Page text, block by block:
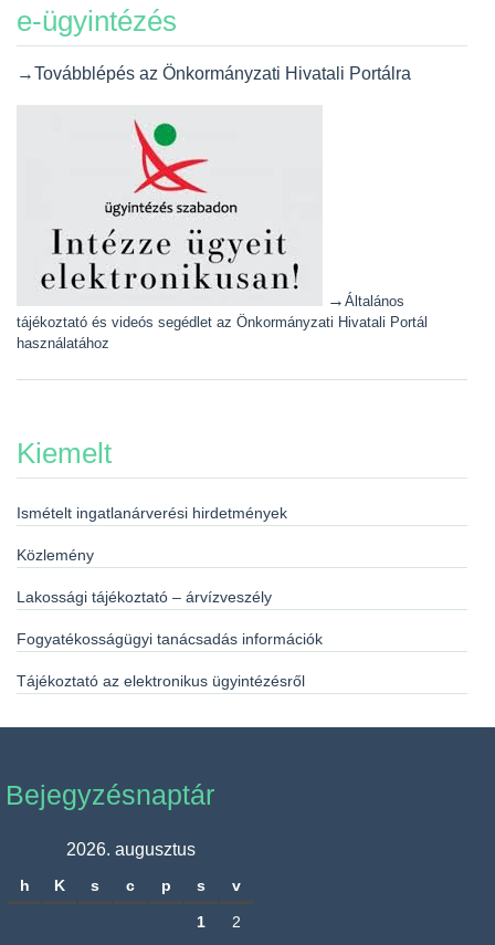
e-ügyintézés
→Továbblépés az Önkormányzati Hivatali Portálra
→ Általános
tájékoztató és videós segédlet az Önkormányzati Hivatali Portál
használatához
Kiemelt
Ismételt ingatlanárverési hirdetmények
Közlemény
Lakossági tájékoztató – árvízveszély
Fogyatékosságügyi tanácsadás információk
Tájékoztató az elektronikus ügyintézésről
Bejegyzésnaptár
2026. augusztus
h K s c p s v
1
2